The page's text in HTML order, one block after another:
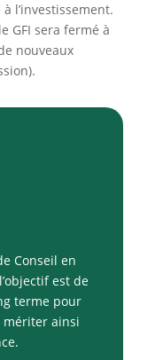
l’investissement.
GFI sera fermé à
nouveaux
Conseil en
est de
terme pour
mériter ainsi